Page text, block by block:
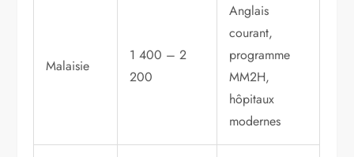
Malaisie
1 400 – 2
200
Anglais
courant,
programme
MM2H,
hôpitaux
modernes